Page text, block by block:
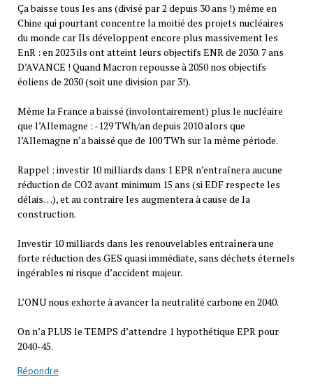
Ça baisse tous les ans (divisé par 2 depuis 30 ans !) même en
Chine qui pourtant concentre la moitié des projets nucléaires
du monde car Ils développent encore plus massivement les
EnR : en 2023 ils ont atteint leurs objectifs ENR de 2030. 7 ans
D’AVANCE ! Quand Macron repousse à 2050 nos objectifs
éoliens de 2030 (soit une division par 3!).
Même la France a baissé (involontairement) plus le nucléaire
que l’Allemagne : -129 TWh/an depuis 2010 alors que
l’Allemagne n’a baissé que de 100 TWh sur la même période.
Rappel : investir 10 milliards dans 1 EPR n’entraînera aucune
réduction de CO2 avant minimum 15 ans (si EDF respecte les
délais…), et au contraire les augmentera à cause de la
construction.
Investir 10 milliards dans les renouvelables entraînera une
forte réduction des GES quasi immédiate, sans déchets éternels
ingérables ni risque d’accident majeur.
L’ONU nous exhorte à avancer la neutralité carbone en 2040.
On n’a PLUS le TEMPS d’attendre 1 hypothétique EPR pour
2040-45.
Répondre